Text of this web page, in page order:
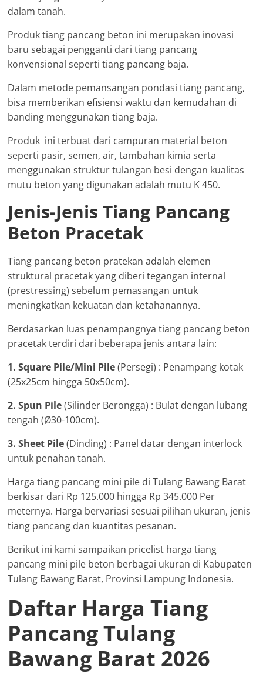
dalam tanah.
Produk tiang pancang beton ini merupakan inovasi
baru sebagai pengganti dari tiang pancang
konvensional seperti tiang pancang baja.
Dalam metode pemansangan pondasi tiang pancang,
bisa memberikan efisiensi waktu dan kemudahan di
banding menggunakan tiang baja.
Produk ini terbuat dari campuran material beton
seperti pasir, semen, air, tambahan kimia serta
menggunakan struktur tulangan besi dengan kualitas
mutu beton yang digunakan adalah mutu K 450.
Jenis-Jenis Tiang Pancang
Beton Pracetak
Tiang pancang beton pratekan adalah elemen
struktural pracetak yang diberi tegangan internal
(prestressing) sebelum pemasangan untuk
meningkatkan kekuatan dan ketahanannya.
Berdasarkan luas penampangnya tiang pancang beton
pracetak terdiri dari beberapa jenis antara lain:
1. Square Pile/Mini Pile(Persegi) : Penampang kotak
(25x25cm hingga 50x50cm).
2. Spun Pile(Silinder Berongga) : Bulat dengan lubang
tengah (Ø30-100cm).
3. Sheet Pile(Dinding) : Panel datar dengan interlock
untuk penahan tanah.
Harga tiang pancang mini pile di Tulang Bawang Barat
berkisar dari Rp 125.000 hingga Rp 345.000 Per
meternya. Harga bervariasi sesuai pilihan ukuran, jenis
tiang pancang dan kuantitas pesanan.
Berikut ini kami sampaikan pricelist harga tiang
pancang mini pile beton berbagai ukuran di Kabupaten
Tulang Bawang Barat, Provinsi Lampung Indonesia.
Daftar Harga Tiang
Pancang Tulang
Bawang Barat 2026